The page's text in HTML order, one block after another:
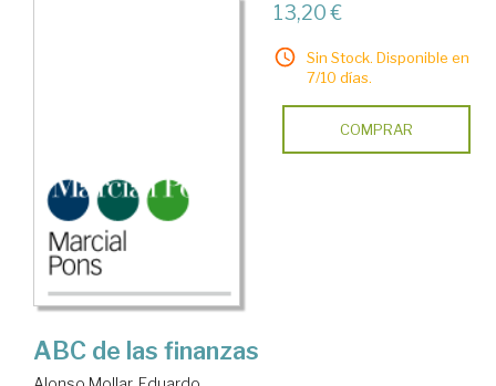
13,20 €
Sin Stock. Disponible en
7/10 días.
COMPRAR
ABC de las finanzas